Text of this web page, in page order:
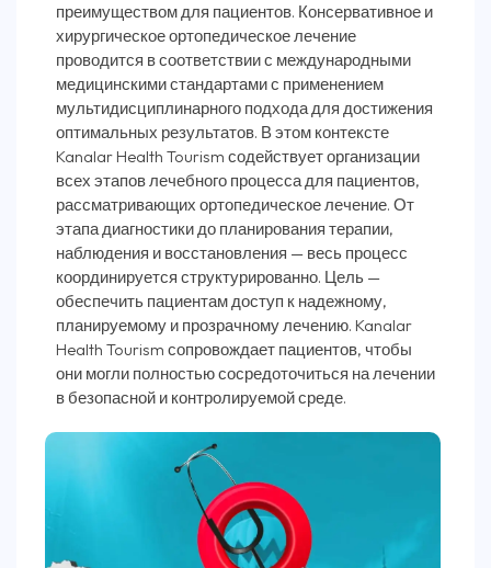
преимуществом для пациентов. Консервативное и
хирургическое ортопедическое лечение
проводится в соответствии с международными
медицинскими стандартами с применением
мультидисциплинарного подхода для достижения
оптимальных результатов. В этом контексте
Kanalar Health Tourism содействует организации
всех этапов лечебного процесса для пациентов,
рассматривающих ортопедическое лечение. От
этапа диагностики до планирования терапии,
наблюдения и восстановления — весь процесс
координируется структурированно. Цель —
обеспечить пациентам доступ к надежному,
планируемому и прозрачному лечению. Kanalar
Health Tourism сопровождает пациентов, чтобы
они могли полностью сосредоточиться на лечении
в безопасной и контролируемой среде.